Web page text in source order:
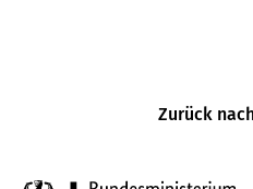
Zurück